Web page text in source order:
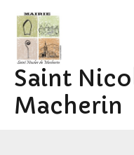
contenu
Saint
Macherin